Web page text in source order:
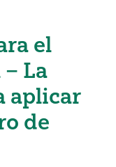
el
La
aplicar
de